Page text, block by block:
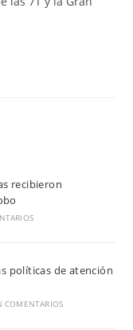
recibieron
políticas de atención
COMENTARIOS